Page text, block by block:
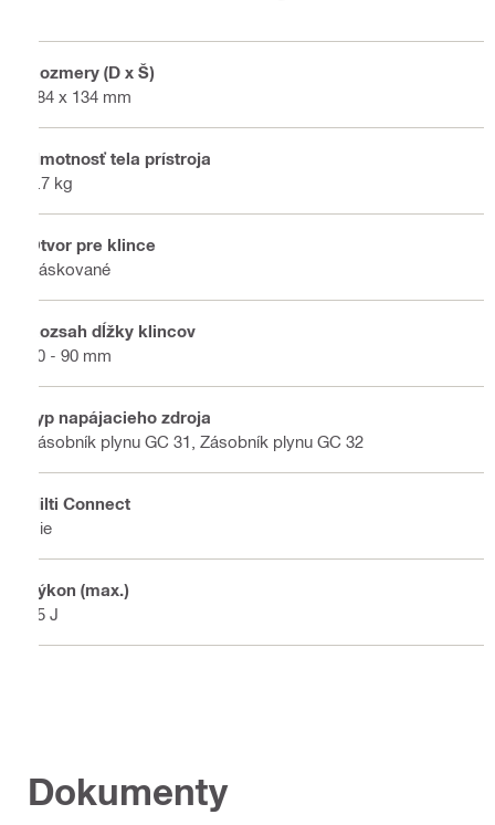
Rozmery (D x Š)
384 x 134 mm
Hmotnosť tela prístroja
3.7 kg
Otvor pre klince
Páskované
Rozsah dĺžky klincov
50 - 90 mm
Typ napájacieho zdroja
Zásobník plynu GC 31, Zásobník plynu GC 32
Hilti Connect
Nie
Výkon (max.)
85 J
Dokumenty